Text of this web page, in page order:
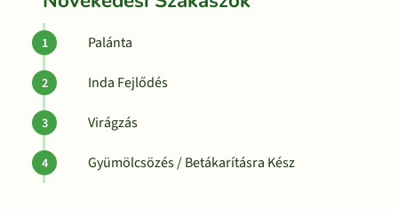
Palánta
Inda Fejlődés
Virágzás
Gyümölcsözés / Betákarításra Kész